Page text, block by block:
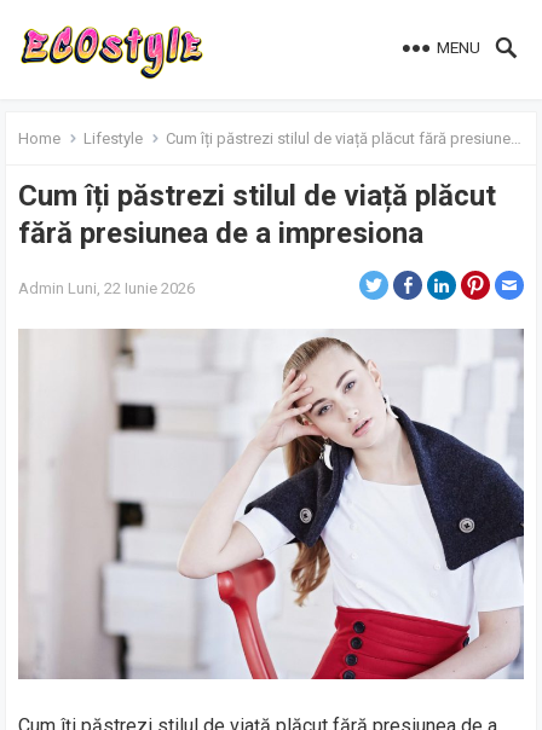
MENU
Home Lifestyle Cum îți păstrezi stilul de viață plăcut fără presiunea de a impresiona
Cum îți păstrezi stilul de viață plăcut
fără presiunea de a impresiona
Admin Luni, 22 Iunie 2026